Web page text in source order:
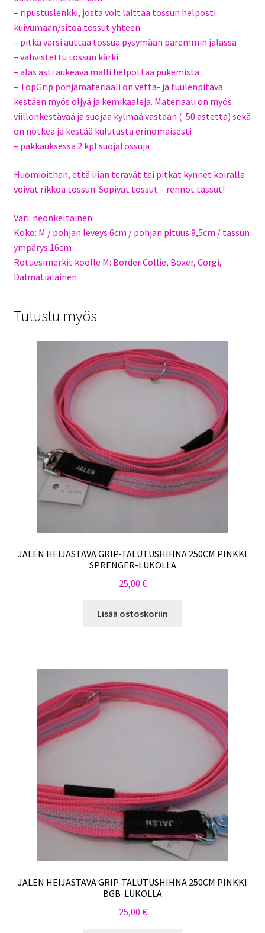
– ripustuslenkki, josta voit laittaa tossun helposti
kuivumaan/sitoa tossut yhteen
– pitkä varsi auttaa tossua pysymään paremmin jalassa
– vahvistettu tossun kärki
– alas asti aukeava malli helpottaa pukemista
– TopGrip pohjamateriaali on vettä- ja tuulenpitävä
kestäen myös öljyä ja kemikaaleja. Materiaali on myös
viillonkestävää ja suojaa kylmää vastaan (-50 astetta) sekä
on notkea ja kestää kulutusta erinomaisesti
– pakkauksessa 2 kpl suojatossuja
Huomioithan, että liian terävät tai pitkät kynnet koiralla
voivat rikkoa tossun. Sopivat tossut – rennot tassut!
Väri: neonkeltainen
Koko: M / pohjan leveys 6cm / pohjan pituus 9,5cm / tassun
ympärys 16cm
Rotuesimerkit koolle M: Border Collie, Boxer, Corgi,
Dalmatialainen
Tutustu myös
JALEN HEIJASTAVA GRIP-TALUTUSHIHNA 250CM PINKKI
SPRENGER-LUKOLLA
25,00 €
Lisää ostoskoriin
JALEN HEIJASTAVA GRIP-TALUTUSHIHNA 250CM PINKKI
BGB-LUKOLLA
25,00 €